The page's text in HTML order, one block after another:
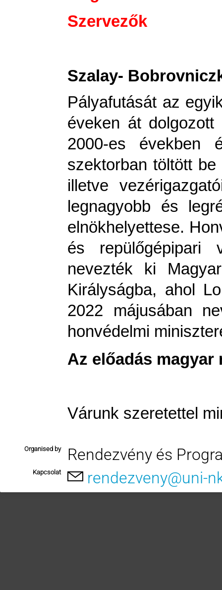
Szervezők
Szalay-
Pályafutását az
éveken át
2000-es években
szektorban töltött
illetve
legnagyobb és
elnökhelyettese.
és repülőgépipari
nevezték ki
Királyságba, ahol
2022 májusában
honvédelmi
Az előadás
Várunk szeretettel
Organised by Rendezvény és
Kapcsolat rendezveny@uni-